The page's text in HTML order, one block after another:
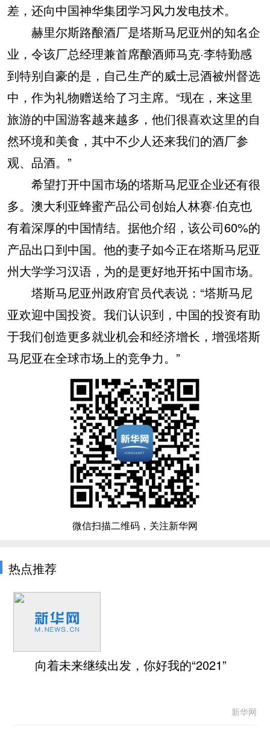
差，还向中国神华集团学习风力发电技术。
赫里尔斯路酿酒厂是塔斯马尼亚州的知名企
业，令该厂总经理兼首席酿酒师马克·李特勤感
到特别自豪的是，自己生产的威士忌酒被州督选
中，作为礼物赠送给了习主席。“现在，来这里
旅游的中国游客越来越多，他们很喜欢这里的自
然环境和美食，其中不少人还来我们的酒厂参
观、品酒。”
希望打开中国市场的塔斯马尼亚企业还有很
多。澳大利亚蜂蜜产品公司创始人林赛·伯克也
有着深厚的中国情结。据他介绍，该公司60%的
产品出口到中国。他的妻子如今正在塔斯马尼亚
州大学学习汉语，为的是更好地开拓中国市场。
塔斯马尼亚州政府官员代表说：“塔斯马尼
亚欢迎中国投资。我们认识到，中国的投资有助
于我们创造更多就业机会和经济增长，增强塔斯
马尼亚在全球市场上的竞争力。”
微信扫描二维码，关注新华网
热点推荐
向着未来继续出发，你好我的“2021”
新华网